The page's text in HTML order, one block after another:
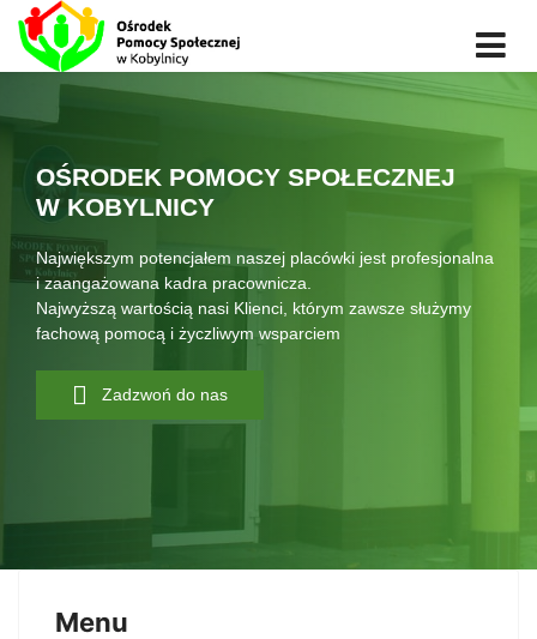
OŚRODEK POMOCY SPOŁECZNEJ
W KOBYLNICY
Największym potencjałem naszej placówki jest profesjonalna
i zaangażowana kadra pracownicza.
Najwyższą wartością nasi Klienci, którym zawsze służymy
fachową pomocą i życzliwym wsparciem
Zadzwoń do nas
Menu